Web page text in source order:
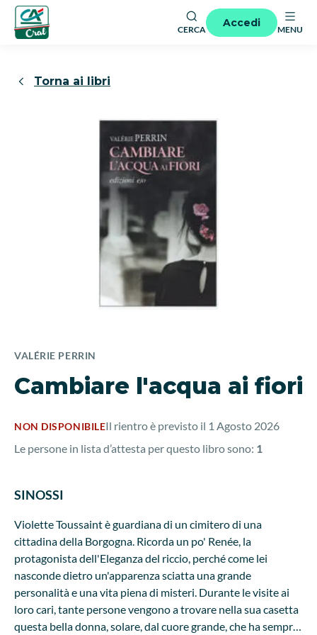
CERCA
Accedi
MENU
Torna ai libri
VALÉRIE PERRIN
Cambiare l'acqua ai fiori
NON DISPONIBILEIl rientro è previsto il 1 Agosto 2026
Le persone in lista d’attesta per questo libro sono: 1
SINOSSI
Violette Toussaint è guardiana di un cimitero di una
cittadina della Borgogna. Ricorda un po' Renée, la
protagonista dell'Eleganza del riccio, perché come lei
nasconde dietro un'apparenza sciatta una grande
personalità e una vita piena di misteri. Durante le visite ai
loro cari, tante persone vengono a trovare nella sua casetta
questa bella donna, solare, dal cuore grande, che ha sempre